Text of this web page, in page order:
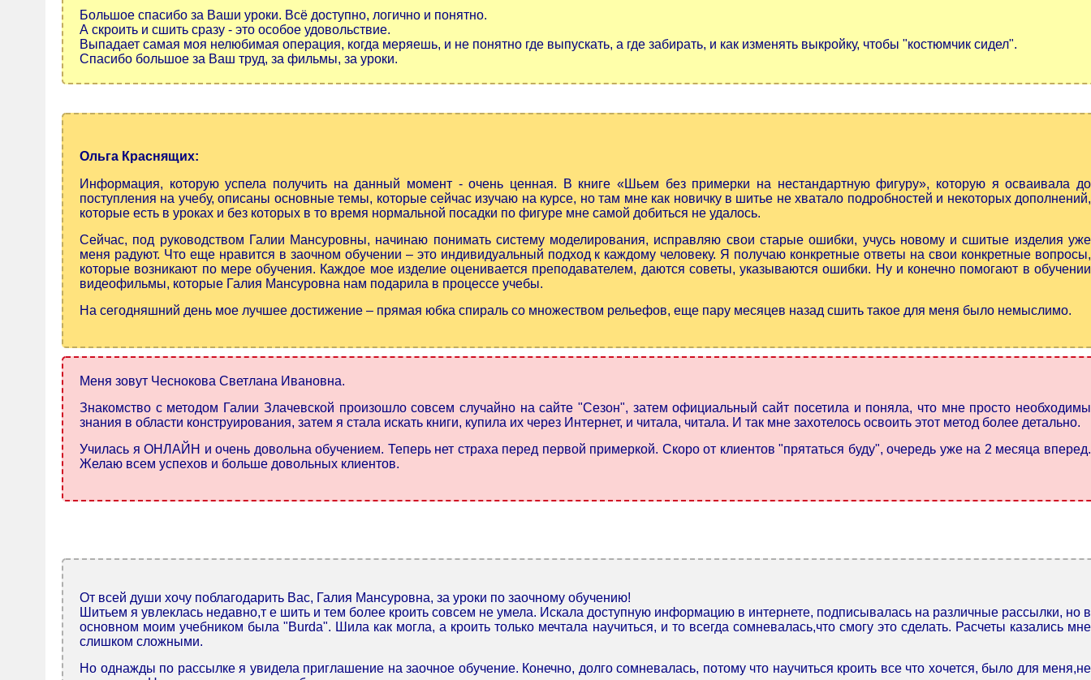
Большое спасибо за Ваши уроки. Всё доступно, логично и понятно.
А скроить и сшить сразу - это особое удовольствие.
Выпадает самая моя нелюбимая операция, когда меряешь, и не понятно где выпускать, а где забирать, и как изменять выкройку, чтобы "костюмчик сидел".
Спасибо большое за Ваш труд, за фильмы, за уроки.
Ольга Краснящих:
И нформация, которую успела получить на данный момент - очень ценная.
В книге «Шьем без примерки на нестандартную фигуру», которую я осваивала до
поступления на учебу, описаны основные темы, которые сейчас изучаю на курсе, но там мне как новичку в шитье не хватало подробностей и некоторых дополнений,
которые есть в уроках и без которых в то время нормальной посадки по фигуре мне самой добиться не удалось.
Сейчас, под руководством Галии Мансуровны, начинаю понимать систему моделирования, исправляю свои старые ошибки, учусь новому и сшитые изделия уже
меня радуют. Что еще нравится в заочном обучении – это индивидуальный подход к каждому человеку. Я получаю конкретные ответы на свои конкретные вопросы,
которые возникают по мере обучения. Каждое мое изделие оценивается преподавателем, даются советы, указываются ошибки. Ну и конечно помогают в обучении
видеофильмы, которые Галия Мансуровна нам подарила в процессе учебы.
На сегодняшний день мое лучшее достижение – прямая юбка спираль со множеством рельефов, еще пару месяцев назад сшить такое для меня было немыслимо.
Меня зовут Чеснокова Светлана Ивановна.
Знакомство с методом Галии Злачевской произошло совсем случайно на сайте "Сезон", затем официальный сайт посетила и поняла, что мне просто необходимы
знания в области конструирования, затем я стала искать книги, купила их через Интернет, и читала, читала. И так мне захотелось освоить этот метод более детально.
Училась я ОНЛАЙН и очень довольна обучением. Теперь нет страха перед первой примеркой. Скоро от клиентов "прятаться буду", очередь уже на 2 месяца вперед.
Желаю всем успехов и больше довольных клиентов.
От всей души хочу поблагодарить Вас, Галия Мансуровна, за уроки по заочному обучению!
Шитьем я увлеклась недавно,т е шить и тем более кроить совсем не умела. Искала доступную информацию в интернете, подписывалась на различные рассылки, но в
основном моим учебником была "Burda". Шила как могла, а кроить только мечтала научиться, и то всегда сомневалась,что смогу это сделать. Расчеты казались мне
слишком сложными.
Но однажды по рассылке я увидела приглашение на заочное обучение. Конечно, долго сомневалась, потому что научиться кроить все что хочется, было для меня,не